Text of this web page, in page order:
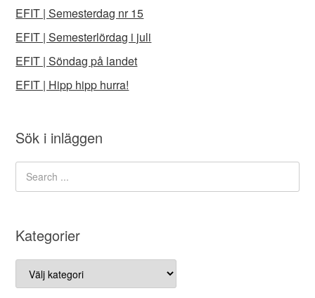
EFIT | Semesterdag nr 15
EFIT | Semesterlördag i juli
EFIT | Söndag på landet
EFIT | Hipp hipp hurra!
Sök i inläggen
Kategorier
Kategorier